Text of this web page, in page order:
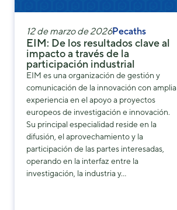
12 de marzo de 2026Pecaths
EIM: De los resultados clave al
impacto a través de la
participación industrial
EIM es una organización de gestión y
comunicación de la innovación con amplia
experiencia en el apoyo a proyectos
europeos de investigación e innovación.
Su principal especialidad reside en la
difusión, el aprovechamiento y la
participación de las partes interesadas,
operando en la interfaz entre la
investigación, la industria y…